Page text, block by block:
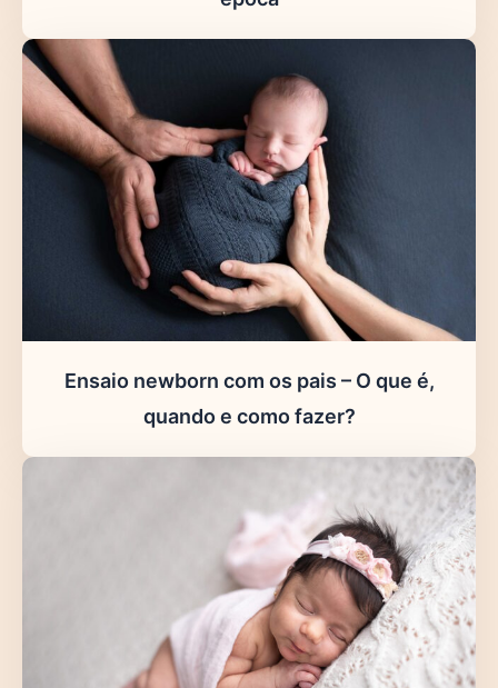
Ensaio newborn com os pais – O que é,
quando e como fazer?